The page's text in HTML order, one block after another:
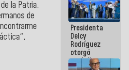
la Patria,
de
optimizar
manejo de
escombros
en La Guaira
Presidenta
Delcy
Rodríguez
otorgó
medalla